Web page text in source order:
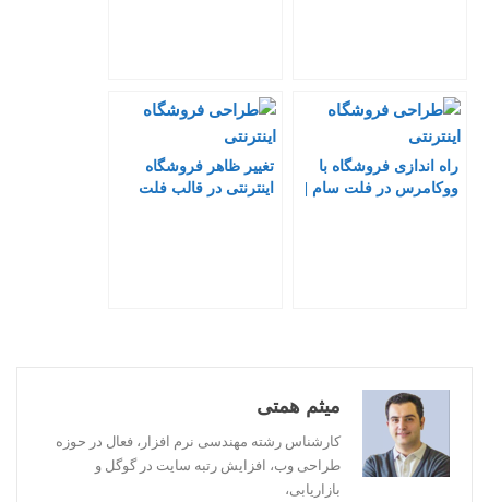
راه اندازی فروشگاه با
ووکامرس در فلت سام |
تغییر ظاهر فروشگاه
اینترنتی در قالب فلت
میثم همتی
کارشناس رشته مهندسی نرم افزار، فعال در حوزه
طراحی وب، افزایش رتبه سایت در گوگل و
بازاریابی،